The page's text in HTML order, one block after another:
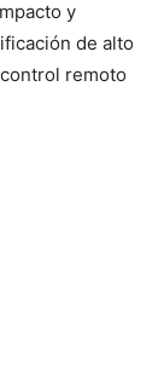
y
de alto
remoto